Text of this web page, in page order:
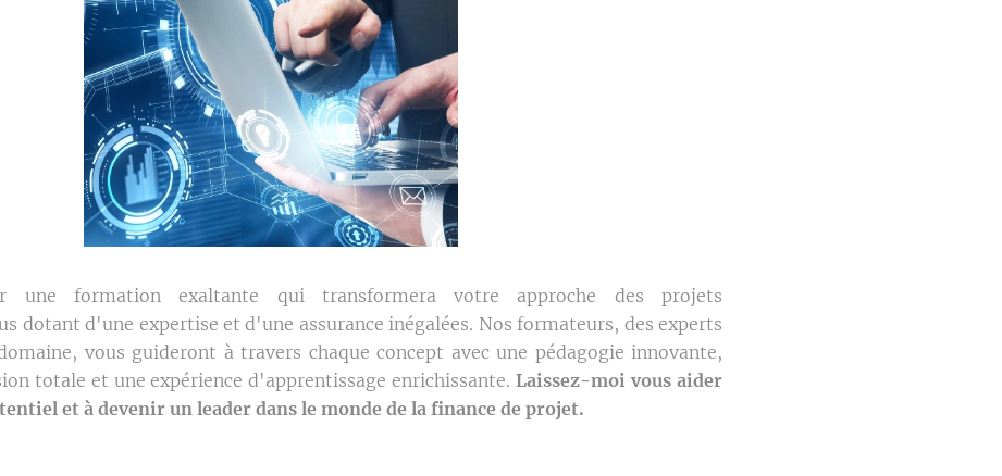
une formation exaltante qui transformera votre approche des projets
dotant d'une expertise et d'une assurance inégalées. Nos formateurs, des experts
vous guideront à travers chaque concept avec une pédagogie innovante,
totale et une expérience d'apprentissage enrichissante.Laissez-moi vous aider
et à devenir un leader dans le monde de la finance de projet.